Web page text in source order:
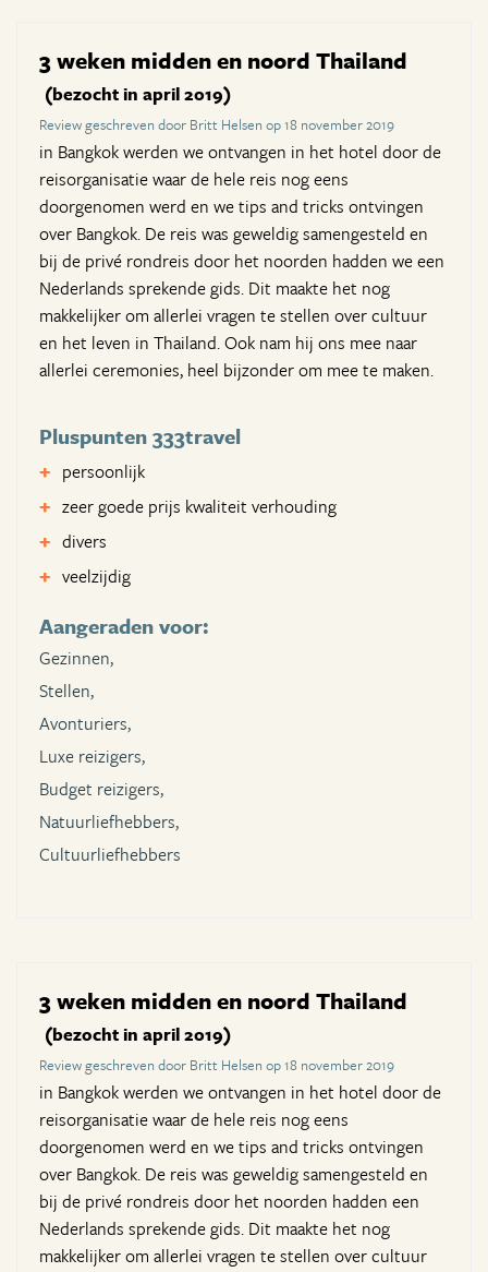
3 weken midden en noord Thailand
(bezocht in april 2019)
Review geschreven door Britt Helsen op 18 november 2019
in Bangkok werden we ontvangen in het hotel door de
reisorganisatie waar de hele reis nog eens
doorgenomen werd en we tips and tricks ontvingen
over Bangkok. De reis was geweldig samengesteld en
bij de privé rondreis door het noorden hadden we een
Nederlands sprekende gids. Dit maakte het nog
makkelijker om allerlei vragen te stellen over cultuur
en het leven in Thailand. Ook nam hij ons mee naar
allerlei ceremonies, heel bijzonder om mee te maken.
Pluspunten 333travel
persoonlijk
zeer goede prijs kwaliteit verhouding
divers
veelzijdig
Aangeraden voor:
Gezinnen,
Stellen,
Avonturiers,
Luxe reizigers,
Budget reizigers,
Natuurliefhebbers,
Cultuurliefhebbers
3 weken midden en noord Thailand
(bezocht in april 2019)
Review geschreven door Britt Helsen op 18 november 2019
in Bangkok werden we ontvangen in het hotel door de
reisorganisatie waar de hele reis nog eens
doorgenomen werd en we tips and tricks ontvingen
over Bangkok. De reis was geweldig samengesteld en
bij de privé rondreis door het noorden hadden een
Nederlands sprekende gids. Dit maakte het nog
makkelijker om allerlei vragen te stellen over cultuur